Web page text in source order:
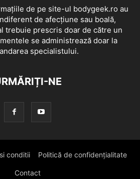
de pe site-ul bodygeek.ro au
de afecțiune sau boală,
trebuie prescris doar de către un
se administrează doar la
specialistului.
NE
conditii Politică de confidențialitate
Contact